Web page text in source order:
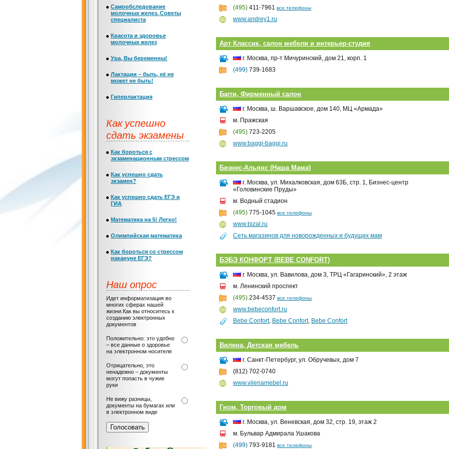
(495) 411-7961 все телефоны
www.andrey1.ru
Арт Классик, салон мебели и интерьер-студия
г. Москва, пр-т Мичуринский, дом 21, корп. 1
(499) 739-1683
Багги, Фирменный салон
г. Москва, ш. Варшавское, дом 140, МЦ «Армада»
м. Пражская
(495) 723-2205
www.baggi-baggi.ru
Бизнес-Альянс (Наша Мама)
г. Москва, ул. Михалковская, дом 63Б, стр. 1, Бизнес-центр
«Головинские Пруды»
м. Водный стадион
(495) 775-1045 все телефоны
www.bizal.ru
Сеть магазинов для новорожденных и будущих мам
БЭБЭ КОНФОРТ (BEBE CONFORT)
г. Москва, ул. Вавилова, дом 3, ТРЦ «Гагаринский», 2 этаж
м. Ленинский проспект
(495) 234-4537 все телефоны
www.bebeconfort.ru
Bebe Сonfort, Bebe Сonfort, Bebe Сonfort
Вилена, Детская мебель
г. Санкт-Петербург, ул. Обручевых, дом 7
(812) 702-0740
www.vilenamebel.ru
Гном, Торговый дом
г. Москва, ул. Веневская, дом 32, стр. 19, этаж 2
м. Бульвар Адмирала Ушакова
(499) 793-9181 все телефоны
Самообследование
молочных желез. Советы
специалиста
Красота и здоровье
молочных желез
Ура, Вы беременны!
Лактации – быть, её не
может не быть!
Гиперлактация
Как успешно
сдать экзамены
Как бороться с
экзаменационным стрессом
Как успешно сдать
экзамен?
Как успешно сдать ЕГЭ и
ГИА
Математика на 5! Легко!
Олимпийская математика
Как бороться со стрессом
накануне ЕГЭ?
Наш опрос
Идет информатизация во
многих сферах нашей
жизни.Как вы относитесь к
созданию электронных
документов
Положительно: это удобно
– все данные о здоровье
на электронном носителе
Отрицательно, это
ненадежно – документы
могут попасть в чужие
руки
Не вижу разницы,
документы на бумагах или
в электронном виде